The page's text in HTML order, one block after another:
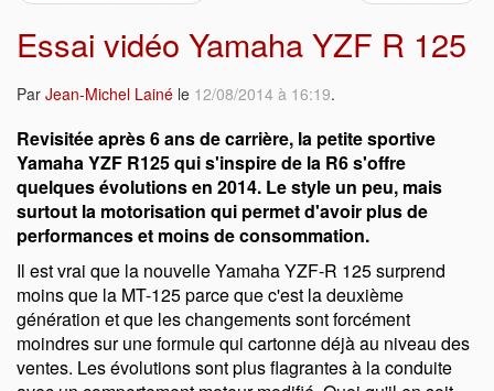
Essai vidéo Yamaha YZF R 125
Par Jean-Michel Lainé le 12/08/2014 à 16:19.
Revisitée après 6 ans de carrière, la petite sportive
Yamaha YZF R125 qui s'inspire de la R6 s'offre
quelques évolutions en 2014. Le style un peu, mais
surtout la motorisation qui permet d'avoir plus de
performances et moins de consommation.
Il est vrai que la nouvelle Yamaha YZF-R 125 surprend
moins que la MT-125 parce que c'est la deuxième
génération et que les changements sont forcément
moindres sur une formule qui cartonne déjà au niveau des
ventes. Les évolutions sont plus flagrantes à la conduite